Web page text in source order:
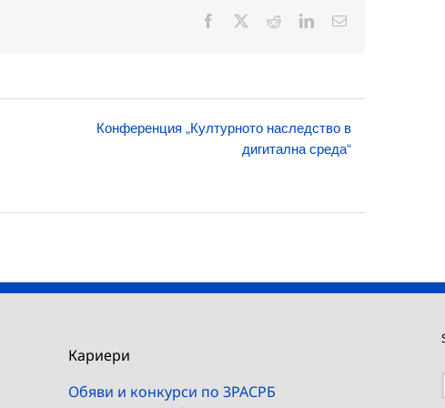
Facebook RedditLinkedInЕлектронна
Конференция „Културното наследство в
дигитална среда“
Кариери
Обяви и конкурси по ЗРАСРБ